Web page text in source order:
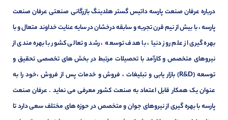
درباره عرفان صنعت پارسه داتیس گستر هلدینگ بازرگانی صنعتی عرفان صنعت
پارسه ، با بیش از نیم قرن تجربه و سابقه درخشان در سایه عنایت خداوند متعال و با
بهره گیری از علم روز دنیا ، با هدف توسعه ، رشد و تعالی کشور با بهره مندی از
نیروهای متخصص و کارآمد با تحصیلات مرتبط در بخش های تخصصی تحقیق و
توسعه (R&D) بازار یابی و تبلیغات ، فروش و خدمات پس از فروش ،خود را به
عنوان یک همکار قابل اعتماد به صنعت کشور معرفی می نماید . عرفان صنعت
پارسه با بهره گیری از نیروهای جوان و متخصص در حوزه های مختلف سعی دارد تا